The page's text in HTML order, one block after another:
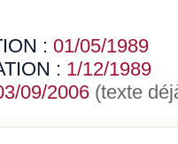
: 01/05/1989
: 1/12/1989
09/2006(texte